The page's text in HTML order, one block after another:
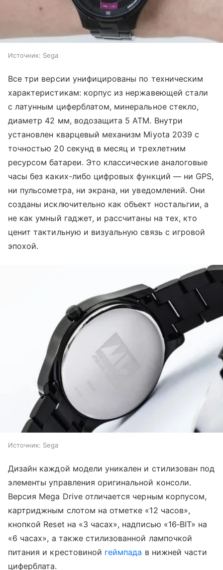
Источник: Sega
Все три версии унифицированы по техническим
характеристикам: корпус из нержавеющей стали
с латунным циферблатом, минеральное стекло,
диаметр 42 мм, водозащита 5 ATM. Внутри
установлен кварцевый механизм Miyota 2039 с
точностью 20 секунд в месяц и трехлетним
ресурсом батареи. Это классические аналоговые
часы без каких-либо цифровых функций — ни GPS,
ни пульсометра, ни экрана, ни уведомлений. Они
созданы исключительно как объект ностальгии, а
не как умный гаджет, и рассчитаны на тех, кто
ценит тактильную и визуальную связь с игровой
эпохой.
Источник: Sega
Дизайн каждой модели уникален и стилизован под
элементы управления оригинальной консоли.
Версия Mega Drive отличается черным корпусом,
картриджным слотом на отметке «12 часов»,
кнопкой Reset на «3 часах», надписью «16‑BIT» на
«6 часах», а также стилизованной лампочкой
питания и крестовиной геймпада в нижней части
циферблата.